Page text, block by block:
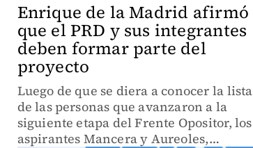
Enrique de la Madrid afirmó
que el PRD y sus integrantes
deben formar parte del
proyecto
Luego de que se diera a conocer la lista
de las personas que avanzaron a la
siguiente etapa del Frente Opositor, los
aspirantes Mancera y Aureoles,